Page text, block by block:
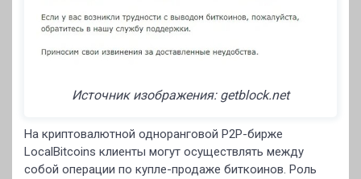
Источник изображения: getblock.net
На криптовалютной одноранговой P2P-бирже
LocalBitcoins клиенты могут осуществлять между
собой операции по купле-продаже биткоинов. Роль